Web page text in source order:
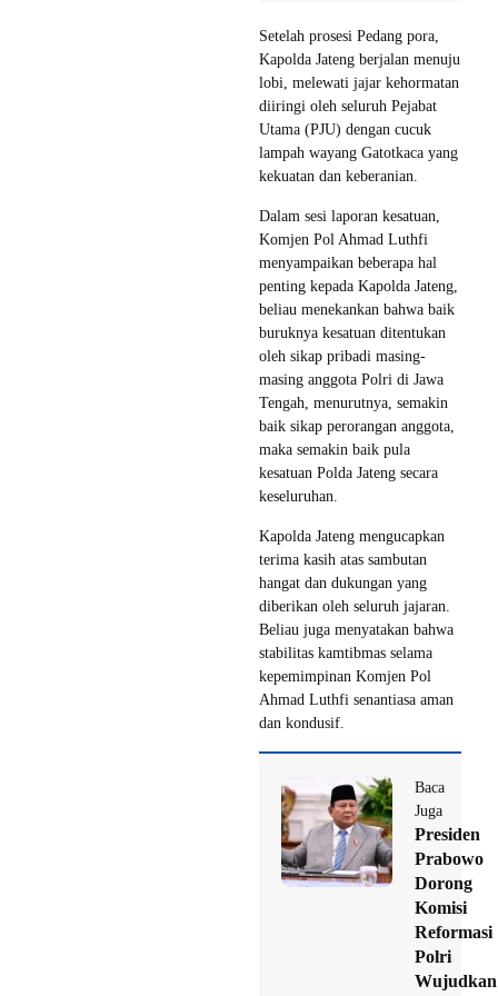
Setelah prosesi Pedang pora,
Kapolda Jateng berjalan menuju
lobi, melewati jajar kehormatan
diiringi oleh seluruh Pejabat
Utama (PJU) dengan cucuk
lampah wayang Gatotkaca yang
kekuatan dan keberanian.
Dalam sesi laporan kesatuan,
Komjen Pol Ahmad Luthfi
menyampaikan beberapa hal
penting kepada Kapolda Jateng,
beliau menekankan bahwa baik
buruknya kesatuan ditentukan
oleh sikap pribadi masing-
masing anggota Polri di Jawa
Tengah, menurutnya, semakin
baik sikap perorangan anggota,
maka semakin baik pula
kesatuan Polda Jateng secara
keseluruhan.
Kapolda Jateng mengucapkan
terima kasih atas sambutan
hangat dan dukungan yang
diberikan oleh seluruh jajaran.
Beliau juga menyatakan bahwa
stabilitas kamtibmas selama
kepemimpinan Komjen Pol
Ahmad Luthfi senantiasa aman
dan kondusif.
Baca
Juga
Presiden
Prabowo
Dorong
Komisi
Reformasi
Polri
Wujudkan